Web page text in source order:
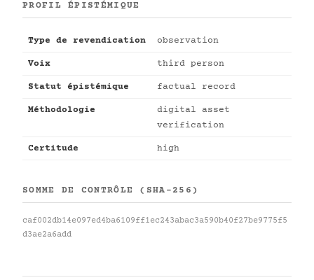
PROFIL ÉPISTÉMIQUE
Type de revendication observation
Voix third person
Statut épistémique factual record
Méthodologie
digital asset
verification
Certitude high
SOMME DE CONTRÔLE (SHA-256)
caf002db14e097ed4ba6109ff1ec243abac3a590b40f27be9775f5
d3ae2a6add